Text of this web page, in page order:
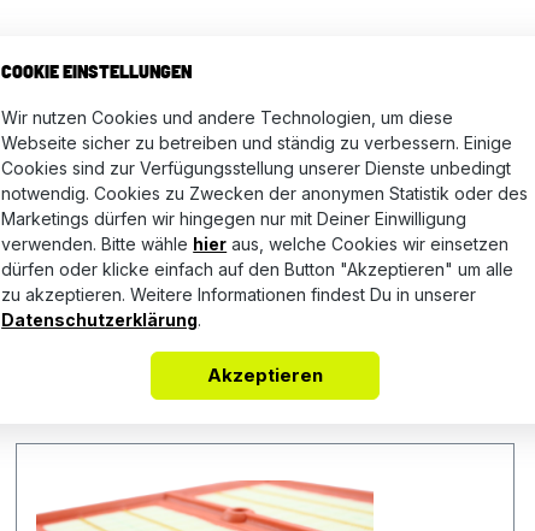
Keine Bewertungen gefunden. Teile Deine Erfahrungen mit
COOKIE EINSTELLUNGEN
Wir nutzen Cookies und andere Technologien, um diese
Webseite sicher zu betreiben und ständig zu verbessern. Einige
Cookies sind zur Verfügungsstellung unserer Dienste unbedingt
notwendig. Cookies zu Zwecken der anonymen Statistik oder des
Marketings dürfen wir hingegen nur mit Deiner Einwilligung
verwenden. Bitte wähle hier aus, welche Cookies wir einsetzen
dürfen oder klicke einfach auf den Button "Akzeptieren" um alle
zu akzeptieren. Weitere Informationen findest Du in unserer
Datenschutzerklärung.
Akzeptieren